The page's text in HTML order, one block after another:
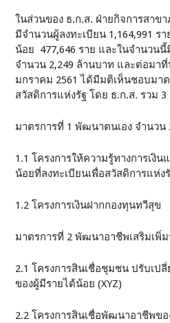
ในส่วนของ ธ.ก.ส. ฝ่ายกิจการสาข
มีจำนวนผู้ลงทะเบียน 1,164,991 ร
น้อย 477,646 ราย และในจำนวน
จำนวน 2,249 ล้านบาท และต่อมา
มกราคม 2561 ได้มีมติเห็นชอบม
สวัสดิการแห่งรัฐ โดย ธ.ก.ส. รวม
มาตรการที่ 1 พัฒนาตนเอง จำนวน
1.1 โครงการให้ความรู้ทางการเงิ
น้อยที่ลงทะเบียนเพื่อสวัสดิการแห่ง
1.2 โครงการเงินฝากกองทุนทวีสุข
มาตรการที่ 2 พัฒนาอาชีพเสริมเพิ่
2.1 โครงการสินเชื่อชุมชน ปรับเป
ของผู้มีรายได้น้อย (XYZ)
2.2 โครงการสินเชื่อพัฒนาอาชีพข